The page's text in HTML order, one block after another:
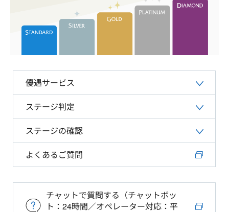
優遇サービス
ステージ判定
ステージの確認
よくあるご質問
チャットで質問する（チャットボッ
ト：24時間／オペレーター対応：平